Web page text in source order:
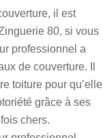
il est
80, si vous
professionnel a
de couverture. Il
toiture pour qu’elle
grâce à ses
chers.